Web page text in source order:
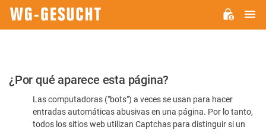
Por
favor,
confirme
¿Por qué aparece esta página?
Las computadoras ("bots") a veces se usan para hacer
entradas automáticas abusivas en una página. Por lo tanto,
todos los sitios web utilizan Captchas para distinguir si un